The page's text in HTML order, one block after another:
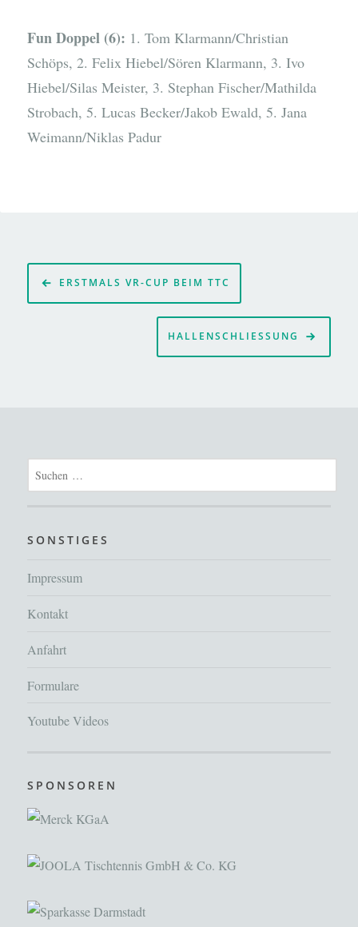
Fun Doppel (6): 1. Tom Klarmann/Christian
Schöps, 2. Felix Hiebel/Sören Klarmann, 3. Ivo
Hiebel/Silas Meister, 3. Stephan Fischer/Mathilda
Strobach, 5. Lucas Becker/Jakob Ewald, 5. Jana
Weimann/Niklas Padur
Beitragsnavigation
ERSTMALS VR-CUP BEIM TTC
HALLENSCHLIESSUNG
Suchen
nach:
SONSTIGES
Impressum
Kontakt
Anfahrt
Formulare
Youtube Videos
SPONSOREN